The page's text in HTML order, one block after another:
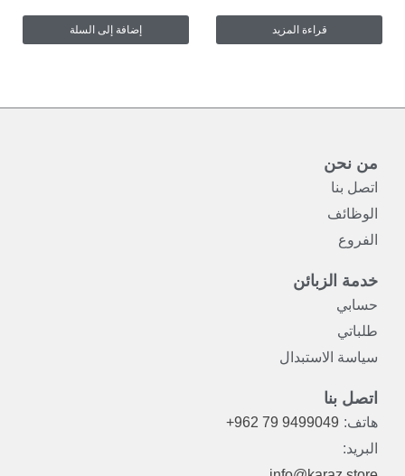
قراءة المزيد إضافة إلى السلة
من نحن
اتصل بنا
الوظائف
الفروع
خدمة الزبائن
حسابي
طلباتي
سياسة الاستبدال
اتصل بنا
هاتف: +962 79 9499049
البريد: